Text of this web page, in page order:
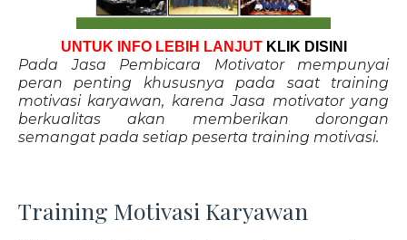
UNTUK INFO LEBIH LANJUT KLIK DISINI
Pada Jasa Pembicara Motivator mempunyai
peran penting khususnya pada saat training
motivasi karyawan, karena Jasa motivator yang
berkualitas akan memberikan dorongan
semangat pada setiap peserta training motivasi.
Training Motivasi Karyawan